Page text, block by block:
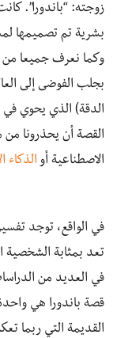
زوجته: “باندورا”.
بشرية تم تصميمها
وكما نعرف جميعا من
بجلب الفوضى إلى
الدقة) الذي يحوي في
القصة أن يحذرونا من
الاصطناعية أو الذكاء
في الواقع، توجد
تعد بمثابة الشخصية
في العديد من
قصة باندورا هي
القديمة التي ربما